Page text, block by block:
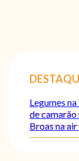
Legumes
de
Broas na